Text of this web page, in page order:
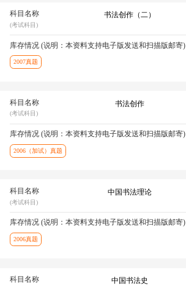
科目名称
(考试科目)
书法创作（二）
库存情况 (说明：本资料支持电子版发送和扫描版邮寄)
2007真题
科目名称
(考试科目)
书法创作
库存情况 (说明：本资料支持电子版发送和扫描版邮寄)
2006（加试）真题
科目名称
(考试科目)
中国书法理论
库存情况 (说明：本资料支持电子版发送和扫描版邮寄)
2006真题
科目名称 中国书法史